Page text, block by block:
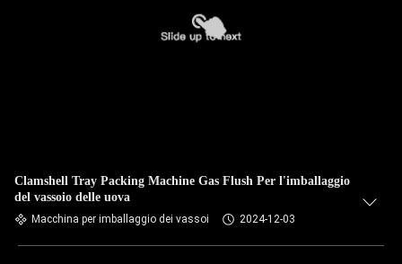
Clamshell Tray Packing Machine Gas Flush Per l'imballaggio
del vassoio delle uova
Macchina per imballaggio dei vassoi 2024-12-03